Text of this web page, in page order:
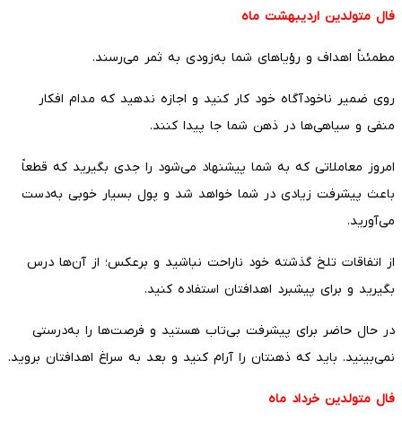
فال متولدین اردیبهشت ماه
مطمئناً اهداف و رؤیاهای شما به‌زودی به ثمر می‌رسند.
روی ضمیر ناخودآگاه خود کار کنید و اجازه ندهید که مدام افکار
منفی و سیاهی‌ها در ذهن شما جا پیدا کنند.
امروز معاملاتی که به شما پیشنهاد می‌شود را جدی بگیرید که قطعاً
باعث پیشرفت زیادی در شما خواهد شد و پول بسیار خوبی به‌دست
می‌آورید.
از اتفاقات تلخ گذشته خود ناراحت نباشید و برعکس؛ از آن‌ها درس
بگیرید و برای پیشبرد اهدافتان استفاده کنید.
در حال حاضر برای پیشرفت بی‌تاب هستید و فرصت‌ها را به‌درستی
نمی‌بینید. باید که ذهنتان را آرام کنید و بعد به سراغ اهدافتان بروید.
فال متولدین خرداد ماه